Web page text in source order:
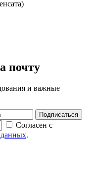
почту
и важные
Подписаться
Согласен с
данных.